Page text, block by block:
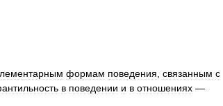
формам поведения связанным с
в поведении и в отношениях —